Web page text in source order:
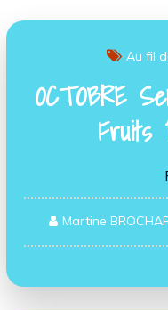
Au fil
OCTOBRE
Fruits
Martine